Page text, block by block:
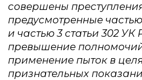
совершены
предусмотренные
и частью 3 статьи 302
превышение
применение пыток в
признательных